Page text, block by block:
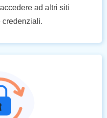
ad altri siti
credenziali.